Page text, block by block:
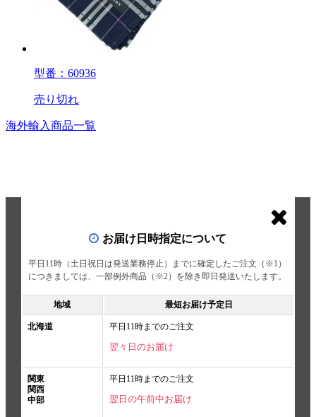
型番：60936
売り切れ
海外輸入商品一覧
お届け日時指定について
平日11時（土日祝日は発送業務停止）までに確定したご注文（※1）
につきましては、一部例外商品（※2）を除き即日発送いたします。
地域 最短お届け予定日
北海道 平日11時までのご注文
翌々日のお届け
関東
関西
中部
平日11時までのご注文
翌日の午前中お届け